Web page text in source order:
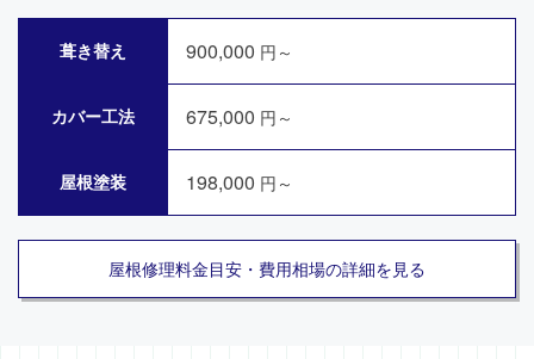
葺き替え 900,000 円～
カバー工法 675,000 円～
屋根塗装 198,000 円～
屋根修理料金目安・費用相場の詳細を見る